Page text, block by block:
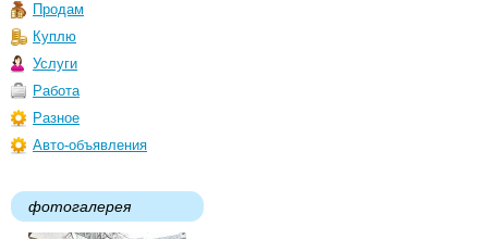
Продам
Куплю
Услуги
Работа
Разное
Авто-объявления
фотогалерея